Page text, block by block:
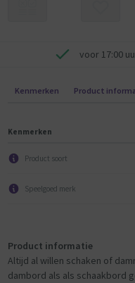
voor 17:00
Kenmerken Product
Kenmerken
Product soort
Speelgoed merk
Product informatie
Altijd al willen schaken of
dambord als als schaakbord